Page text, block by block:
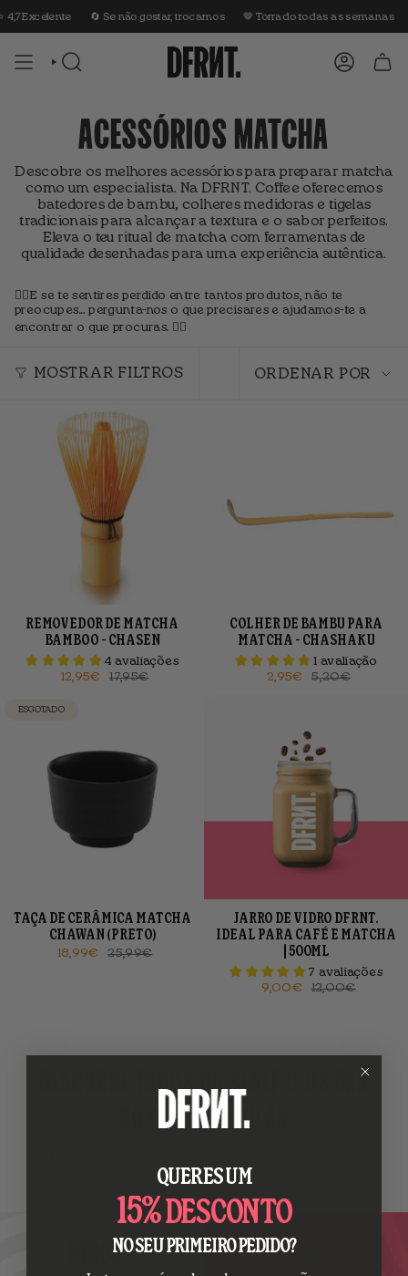
para
conteúdo
Excelente 🔄 Se não gostar, trocamos 🤎 Torrado todas as semanas
PESQUISA CONTA
ACESSÓRIOS MATCHA
Descobre os melhores acessórios para preparar matcha
como um especialista. Na DFRNT. Coffee oferecemos
batedores de bambu, colheres medidoras e tigelas
tradicionais para alcançar a textura e o sabor perfeitos.
Eleva o teu ritual de matcha com ferramentas de
qualidade desenhadas para uma experiência autêntica.
👇🏼E se te sentires perdido entre tantos produtos, não te
preocupes… pergunta-nos o que precisares e ajudamos-te a
encontrar o que procuras. 👇🏼
MOSTRAR FILTROS
porORDENAR POR
REMOVEDOR DE MATCHA
BAMBOO - CHASEN
4 avaliações
12,95€
17,95€
COLHER DE BAMBU PARA
MATCHA - CHASHAKU
1 avaliação
2,95€
5,20€
ESGOTADO
TAÇA DE CERÂMICA MATCHA
CHAWAN (PRETO)
18,99€ 25,99€
JARRO DE VIDRO DFRNT.
IDEAL PARA CAFÉ E MATCHA
| 500ML
7 avaliações
9,00€
12,00€
DESCUBRE TODOS OS BENEFÍCIOS DAS
NOSSAS CÁPSULAS
natural sem açúcar e com certificado SCA
QUERES UM
15%DESCONTO
NO SEU PRIMEIRO PEDIDO?